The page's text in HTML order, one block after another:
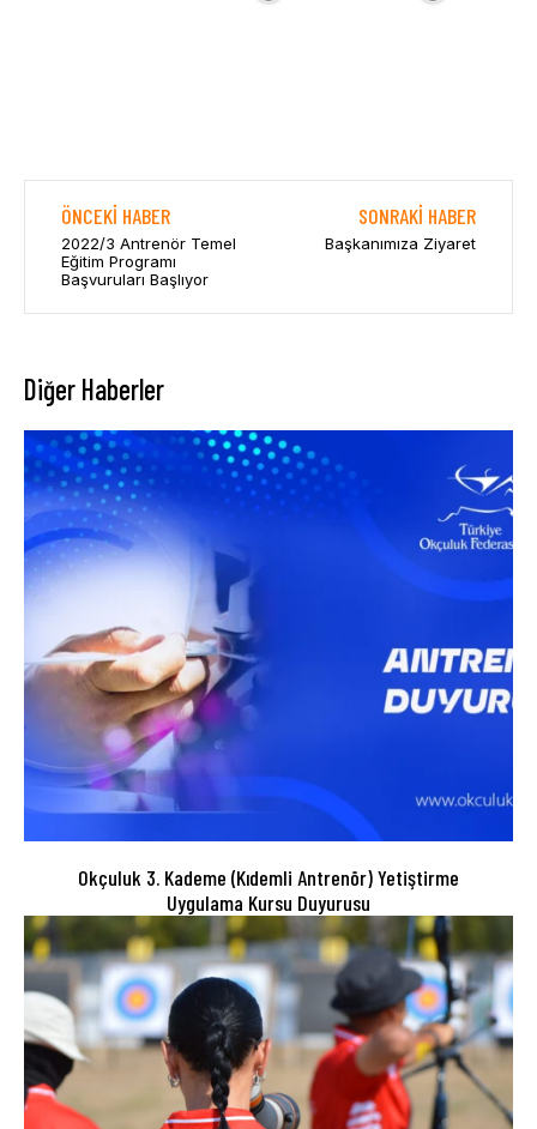
ÖNCEKI HABER
2022/3 Antrenör Temel
Eğitim Programı
Başvuruları Başlıyor
SONRAKI HABER
Başkanımıza Ziyaret
Diğer Haberler
Okçuluk 3. Kademe (Kıdemli Antrenör) Yetiştirme
Uygulama Kursu Duyurusu